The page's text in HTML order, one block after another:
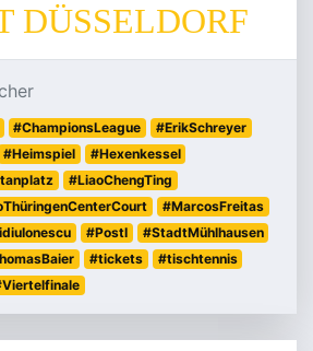
DÜSSELDORF
#ChampionsLeague
#ErikSchreyer
#Heimspiel
#Hexenkessel
#LiaoChengTing
#MarcosFreitas
#PostI
#StadtMühlhausen
#tickets
#tischtennis